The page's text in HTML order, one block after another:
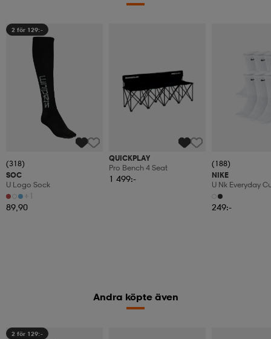
2 för 129:-
(318)
SOC
U Logo Sock
+1
89,90
QUICKPLAY
Pro Bench 4 Seat
1 499:-
(188)
NIKE
U Nk Everyday
6pr-Bd
249:-
Andra köpte även
2 för 129:-